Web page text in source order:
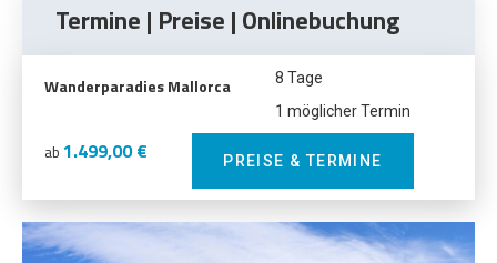
Termine | Preise | Onlinebuchung
Wanderparadies Mallorca
8 Tage
1 möglicher Termin
ab 1.499,00 € PREISE & TERMINE